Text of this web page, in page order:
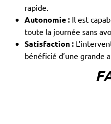
rapide.
Autonomie : Il est
toute la journée sans
Satisfaction :
bénéficié d’une grande